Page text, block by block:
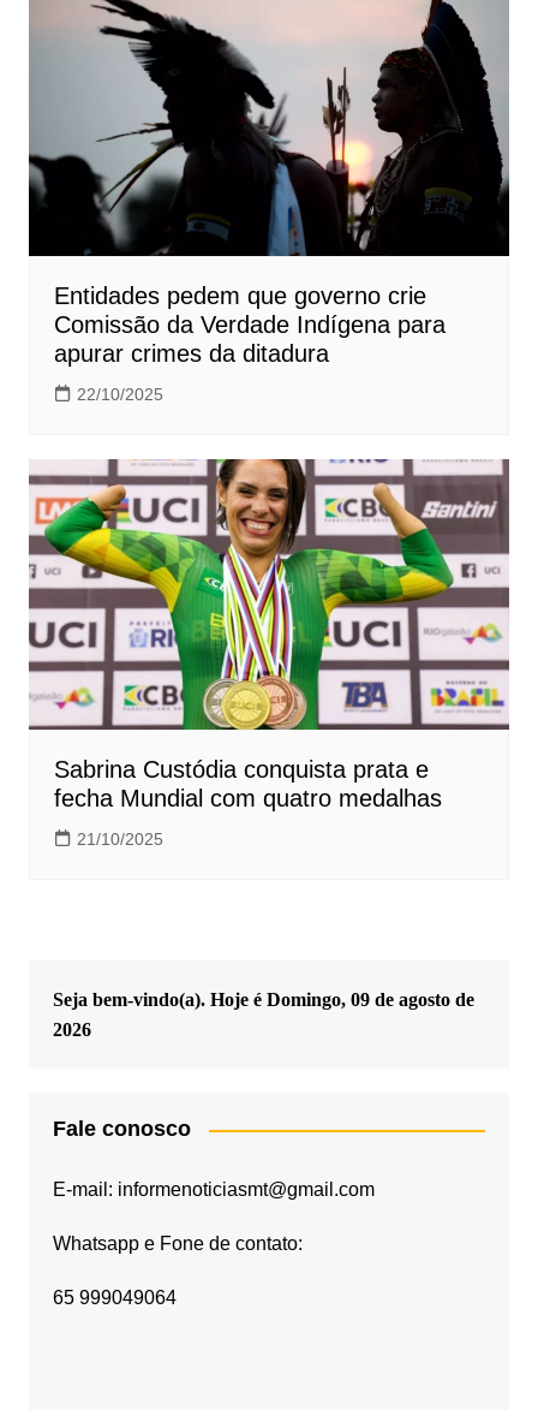
Entidades pedem que governo crie
Comissão da Verdade Indígena para
apurar crimes da ditadura
22/10/2025
Sabrina Custódia conquista prata e
fecha Mundial com quatro medalhas
21/10/2025
Seja bem-vindo(a). Hoje é Domingo, 09 de agosto de
2026
Fale conosco
E-mail: informenoticiasmt@gmail.com
Whatsapp e Fone de contato:
65 999049064